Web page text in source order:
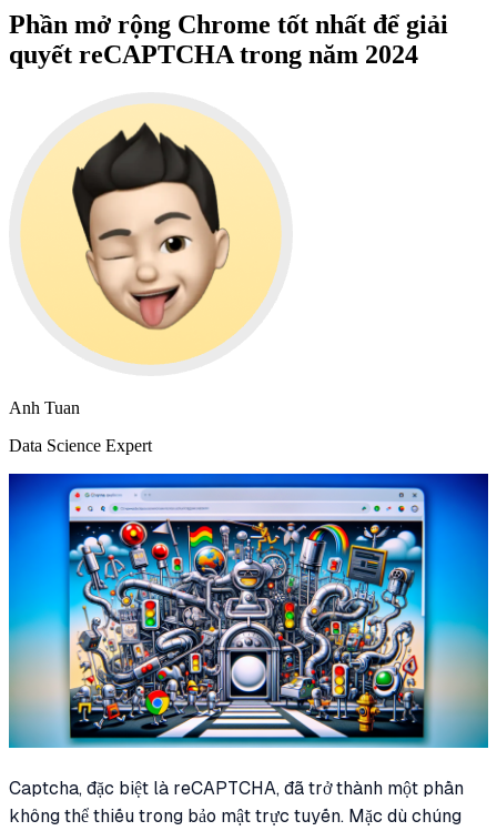
Phần mở rộng Chrome tốt nhất để giải
quyết reCAPTCHA trong năm 2024
Anh Tuan
Data Science Expert
Captcha, đặc biệt là reCAPTCHA, đã trở thành một phần
không thể thiếu trong bảo mật trực tuyến. Mặc dù chúng